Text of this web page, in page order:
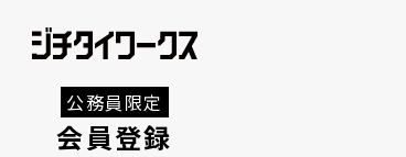
公務員限定
会員登録